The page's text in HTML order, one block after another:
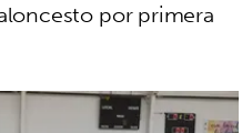
por primera